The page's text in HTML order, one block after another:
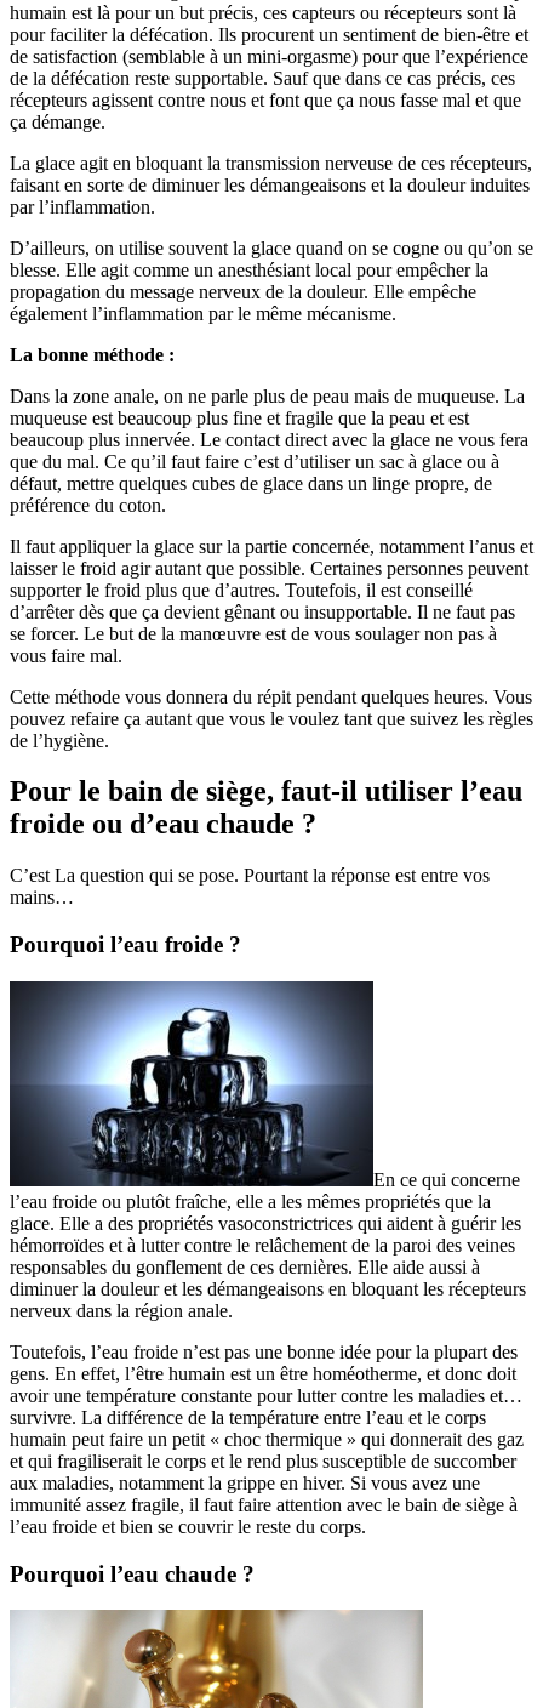
humain est là pour un but précis, ces capteurs ou récepteurs sont là
pour faciliter la défécation. Ils procurent un sentiment de bien-être et
de satisfaction (semblable à un mini-orgasme) pour que l’expérience
de la défécation reste supportable. Sauf que dans ce cas précis, ces
récepteurs agissent contre nous et font que ça nous fasse mal et que
ça démange.
La glace agit en bloquant la transmission nerveuse de ces récepteurs,
faisant en sorte de diminuer les démangeaisons et la douleur induites
par l’inflammation.
D’ailleurs, on utilise souvent la glace quand on se cogne ou qu’on se
blesse. Elle agit comme un anesthésiant local pour empêcher la
propagation du message nerveux de la douleur. Elle empêche
également l’inflammation par le même mécanisme.
La bonne méthode :
Dans la zone anale, on ne parle plus de peau mais de muqueuse. La
muqueuse est beaucoup plus fine et fragile que la peau et est
beaucoup plus innervée. Le contact direct avec la glace ne vous fera
que du mal. Ce qu’il faut faire c’est d’utiliser un sac à glace ou à
défaut, mettre quelques cubes de glace dans un linge propre, de
préférence du coton.
Il faut appliquer la glace sur la partie concernée, notamment l’anus et
laisser le froid agir autant que possible. Certaines personnes peuvent
supporter le froid plus que d’autres. Toutefois, il est conseillé
d’arrêter dès que ça devient gênant ou insupportable. Il ne faut pas
se forcer. Le but de la manœuvre est de vous soulager non pas à
vous faire mal.
Cette méthode vous donnera du répit pendant quelques heures. Vous
pouvez refaire ça autant que vous le voulez tant que suivez les règles
de l’hygiène.
Pour le bain de siège, faut-il utiliser l’eau
froide ou d’eau chaude ?
C’est La question qui se pose. Pourtant la réponse est entre vos
mains…
Pourquoi l’eau froide ?
En ce qui concerne
l’eau froide ou plutôt fraîche, elle a les mêmes propriétés que la
glace. Elle a des propriétés vasoconstrictrices qui aident à guérir les
hémorroïdes et à lutter contre le relâchement de la paroi des veines
responsables du gonflement de ces dernières. Elle aide aussi à
diminuer la douleur et les démangeaisons en bloquant les récepteurs
nerveux dans la région anale.
Toutefois, l’eau froide n’est pas une bonne idée pour la plupart des
gens. En effet, l’être humain est un être homéotherme, et donc doit
avoir une température constante pour lutter contre les maladies et…
survivre. La différence de la température entre l’eau et le corps
humain peut faire un petit « choc thermique » qui donnerait des gaz
et qui fragiliserait le corps et le rend plus susceptible de succomber
aux maladies, notamment la grippe en hiver. Si vous avez une
immunité assez fragile, il faut faire attention avec le bain de siège à
l’eau froide et bien se couvrir le reste du corps.
Pourquoi l’eau chaude ?